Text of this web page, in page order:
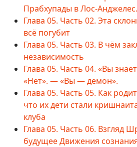
Прабхупады в Лос-
Глава 05. Часть 02. Эта
всё погубит
Глава 05. Часть 03. В чём
независимость
Глава 05. Часть 04. «Вы
«Нет». — «Вы — демон».
Глава 05. Часть 05. Как
что их дети стали
клуба
Глава 05. Часть 06. Взгляд
будущее Движения